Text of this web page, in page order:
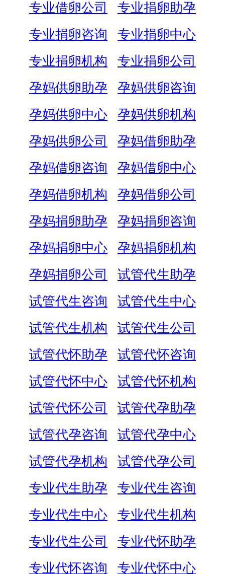
专业借卵公司
专业捐卵助孕
专业捐卵咨询
专业捐卵中心
专业捐卵机构
专业捐卵公司
孕妈供卵助孕
孕妈供卵咨询
孕妈供卵中心
孕妈供卵机构
孕妈供卵公司
孕妈借卵助孕
孕妈借卵咨询
孕妈借卵中心
孕妈借卵机构
孕妈借卵公司
孕妈捐卵助孕
孕妈捐卵咨询
孕妈捐卵中心
孕妈捐卵机构
孕妈捐卵公司
试管代生助孕
试管代生咨询
试管代生中心
试管代生机构
试管代生公司
试管代怀助孕
试管代怀咨询
试管代怀中心
试管代怀机构
试管代怀公司
试管代孕助孕
试管代孕咨询
试管代孕中心
试管代孕机构
试管代孕公司
专业代生助孕
专业代生咨询
专业代生中心
专业代生机构
专业代生公司
专业代怀助孕
专业代怀咨询
专业代怀中心